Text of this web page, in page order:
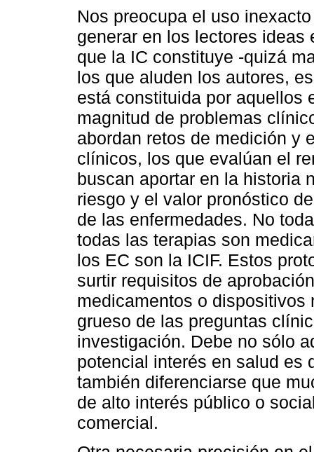
Nos preocupa el uso
generar en los lectores
que la IC constituye -quizá
los que aluden los autores,
está constituida por aquellos
magnitud de problemas
abordan retos de medición y
clínicos, los que evalúan el
buscan aportar en la historia
riesgo y el valor pronóstico
de las enfermedades. No
todas las terapias son
los EC son la ICIF. Estos
surtir requisitos de
medicamentos o dispositivos
grueso de las preguntas
investigación. Debe no sólo
potencial interés en salud es
también diferenciarse que
de alto interés público o
comercial.